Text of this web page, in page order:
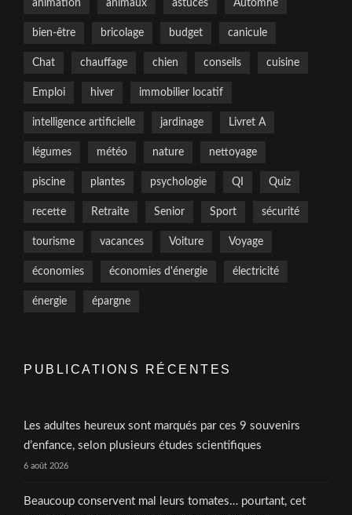
animation animaux astuces Automne
bien-être bricolage budget canicule
Chat chauffage chien conseils cuisine
Emploi hiver immobilier locatif
intelligence artificielle jardinage Livret A
légumes météo nature nettoyage
piscine plantes psychologie QI Quiz
recette Retraite Senior Sport sécurité
tourisme vacances Voiture Voyage
économies économies d'énergie électricité
énergie épargne
PUBLICATIONS RÉCENTES
Les adultes heureux sont marqués par ces 9 souvenirs
d’enfance, selon plusieurs études scientifiques
6 août 2026
Beaucoup conservent mal leurs tomates… pourtant, cet